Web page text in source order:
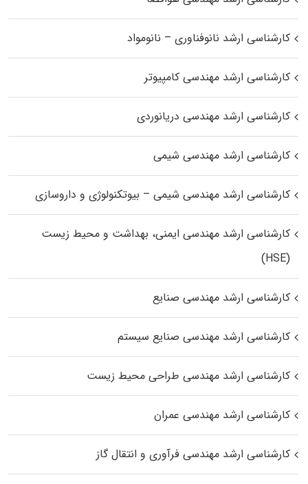
کارشناسی ارشد نانوفناوری – نانومواد
کارشناسی ارشد مهندسی کامپیوتر
کارشناسی ارشد مهندسی دریانوردی
کارشناسی ارشد مهندسی شیمی
کارشناسی ارشد مهندسی شیمی – بیوتکنولوژی و داروسازی
کارشناسی ارشد مهندسی ایمنی، بهداشت و محیط زیست
(HSE)
کارشناسی ارشد مهندسی صنایع
کارشناسی ارشد مهندسی صنایع سیستم
کارشناسی ارشد مهندسی طراحی محیط زیست
کارشناسی ارشد مهندسی عمران
کارشناسی ارشد مهندسی فرآوری و انتقال گاز